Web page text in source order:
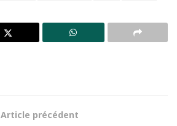
Article précédent